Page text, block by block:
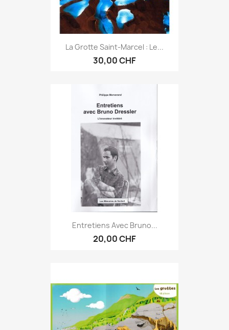
La Grotte Saint-Marcel : Le...
30,00 CHF
Entretiens Avec Bruno...
20,00 CHF